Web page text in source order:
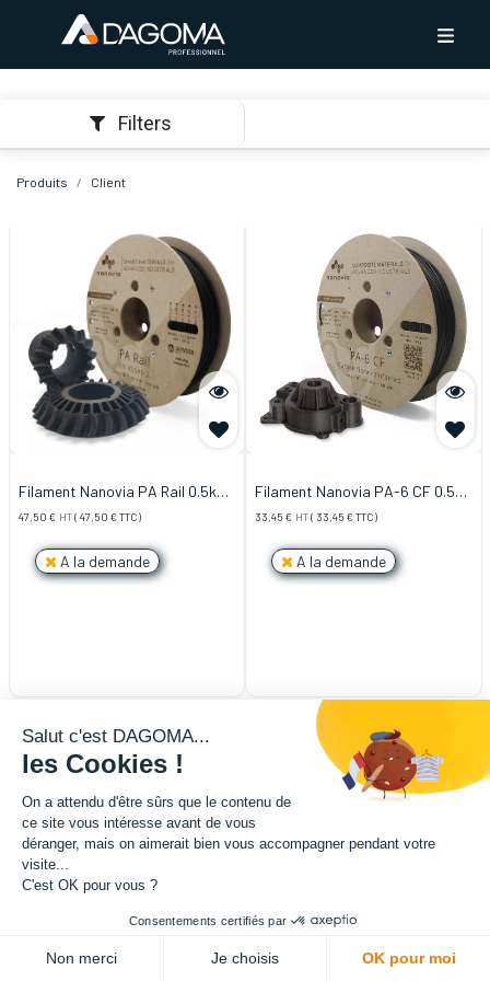
Filters
Produits Client
Filament Nanovia PA Rail 0.5kg
1.75mm Noir
47,50 € HT( 47,50 €TTC)
A la demande
Filament Nanovia PA-6 CF 0.5kg
1.75mm Noir
33,45 € HT( 33,45 €TTC)
A la demande
Filament Nanovia PA-6 0.5kg Filament Nanovia Istroflex 0.5kg
Salut c'est DAGOMA...
les Cookies !
On a attendu d'être sûrs que le contenu de
ce site vous intéresse avant de vous
déranger, mais on aimerait bien vous accompagner pendant votre
visite...
C'est OK pour vous ?
Consentements certifiés par
Non merci Je choisis OK pour moi